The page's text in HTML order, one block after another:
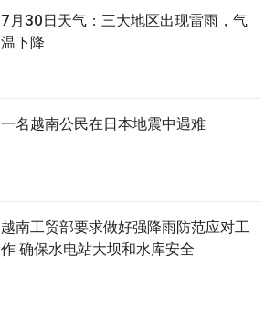
7月30日天气：三大地区出现雷雨，气
温下降
一名越南公民在日本地震中遇难
越南工贸部要求做好强降雨防范应对工
作 确保水电站大坝和水库安全